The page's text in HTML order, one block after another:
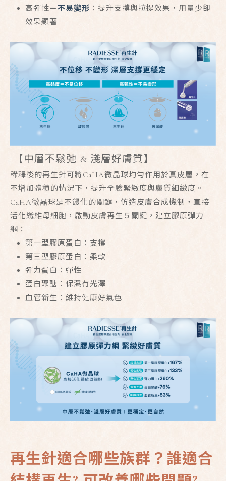
高彈性＝不易變形 ：提升支撐與拉提效果，用量少卻
效果顯著
【中層不鬆弛 & 淺層好膚質】
稀釋後的再生針可將CaHA微晶球均勻作用於真皮層，在
不增加體積的情況下，提升全臉緊緻度與膚質細緻度。
CaHA微晶球是不饅化的關鍵，仿造皮膚合成機制，直接
活化纖維母細胞，啟動皮膚再生５關鍵，建立膠原彈力
網：
第一型膠原蛋白：支撐
第三型膠原蛋白：柔軟
彈力蛋白：彈性
蛋白聚醣：保濕有光澤
血管新生：維持健康好氣色
再生針適合哪些族群？誰適合